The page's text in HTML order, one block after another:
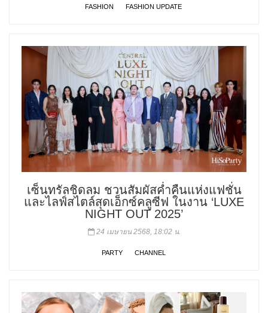
FASHION FASHION UPDATE
เซ็นทรัลชิดลม ชวนสัมผัสค่ำคืนแห่งแฟชั่น
และไลฟ์สไตล์สุดเอ็กซ์คลูซีฟ ในงาน ‘LUXE
NIGHT OUT 2025’
24 เมษายน 2568, 18:02 น.
PARTY CHANNEL